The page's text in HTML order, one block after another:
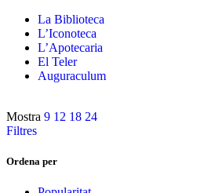
La Biblioteca
L’Iconoteca
L’Apotecaria
El Teler
Auguraculum
Mostra 9 12 18 24
Filtres
Ordena per